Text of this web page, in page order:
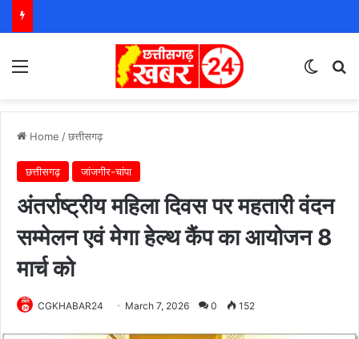
Home /छत्तीसगढ़
छत्तीसगढ़ जांजगीर-चांपा
अंतर्राष्ट्रीय महिला दिवस पर महतारी वंदन
सम्मेलन एवं मेगा हेल्थ कैंप का आयोजन 8
मार्च को
CGKHABAR24 March 7, 2026 0 152